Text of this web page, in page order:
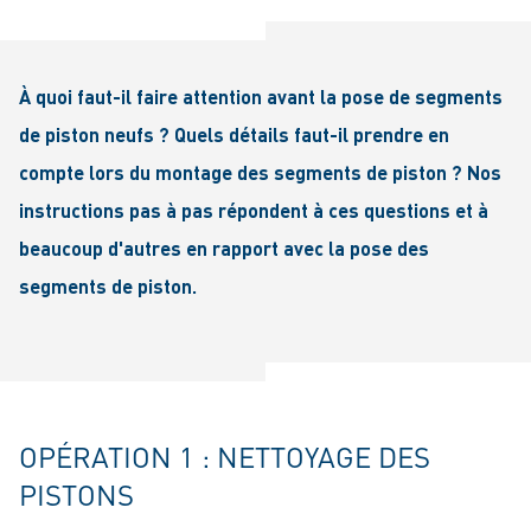
À quoi faut-il faire attention avant la pose de segments
de piston neufs ? Quels détails faut-il prendre en
compte lors du montage des segments de piston ? Nos
instructions pas à pas répondent à ces questions et à
beaucoup d'autres en rapport avec la pose des
segments de piston.
OPÉRATION 1 : NETTOYAGE DES
PISTONS